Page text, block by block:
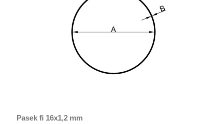
Pasek fi 16x1,2 mm